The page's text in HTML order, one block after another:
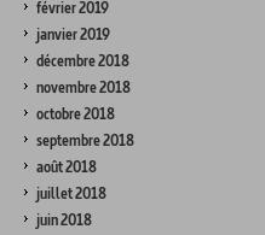
février 2019
janvier 2019
décembre 2018
novembre 2018
octobre 2018
septembre 2018
août 2018
juillet 2018
juin 2018